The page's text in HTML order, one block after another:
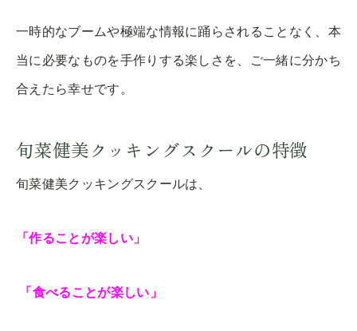
一時的なブームや極端な情報に踊らされることなく、本
当に必要なものを手作りする楽しさを、ご一緒に分かち
合えたら幸せです。
旬菜健美クッキングスクールの特徴
旬菜健美クッキングスクールは、
「作ることが楽しい」
「食べることが楽しい」